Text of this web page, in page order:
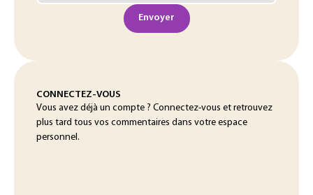
Envoyer
CONNECTEZ-VOUS
Vous avez déjà un compte ? Connectez-vous et retrouvez
plus tard tous vos commentaires dans votre espace
personnel.